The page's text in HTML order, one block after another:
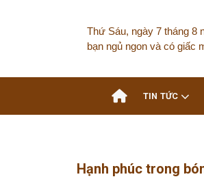
Thứ Sáu, ngày 7 tháng 8
bạn ngủ ngon và có giấc
TIN TỨC
Hạnh phúc trong